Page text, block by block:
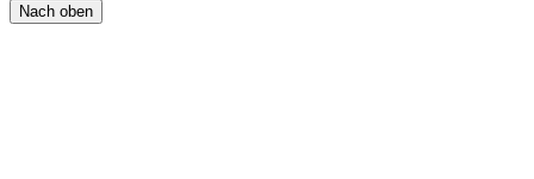
Nach oben